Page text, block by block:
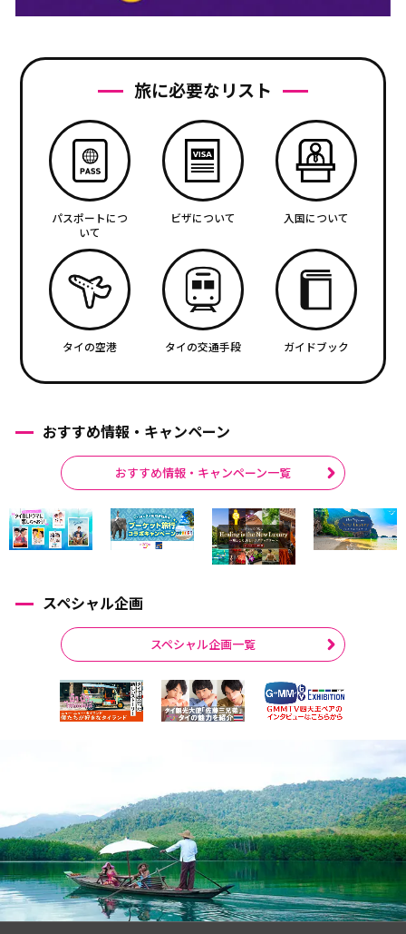
旅に必要なリスト
パスポートにつ
いて
ビザについて 入国について
タイの空港 タイの交通手段 ガイドブック
おすすめ情報・キャンペーン
おすすめ情報・キャンペーン一覧
スペシャル企画
スペシャル企画一覧